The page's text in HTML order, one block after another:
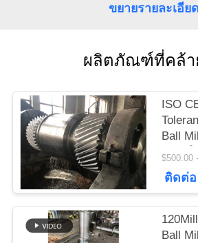
ข่าว
ขอ
ใบ
เสนอ
ขยายรายละเอียด
ผลิตภัณฑ์ที่คล้า
ISO
Ball
และเฟื
ติดต่อ
Ball